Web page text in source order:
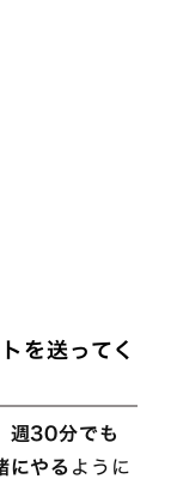
を送ってく
週30分でも
にやるように